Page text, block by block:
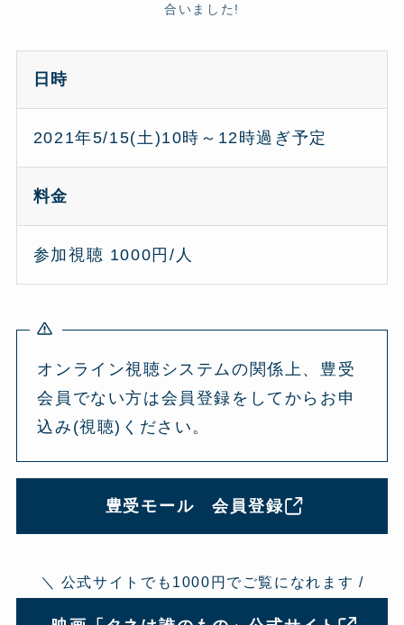
合いました!
日時
2021年5/15(土)10時～12時過ぎ予定
料金
参加視聴 1000円/人
オンライン視聴システムの関係上、豊受
会員でない方は会員登録をしてからお申
込み(視聴)ください。
豊受モール 会員登録
＼ 公式サイトでも1000円でご覧になれます /